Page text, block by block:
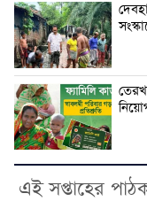
এই সপ্তাহের